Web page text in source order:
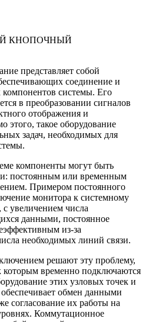
КНОПОЧНЫЙ
представляет собой
соединение и
компонентов системы. Его
в преобразовании сигналов
отображения и
такое оборудование
задач, необходимых для
компоненты могут быть
постоянным или временным
Примером постоянного
монитора к системному
увеличением числа
данными, постоянное
из-за
необходимых линий связи.
решают эту проблему,
которым временно подключаются
этих узловых точек и
обмен данными
согласование их работы на
Коммутационное